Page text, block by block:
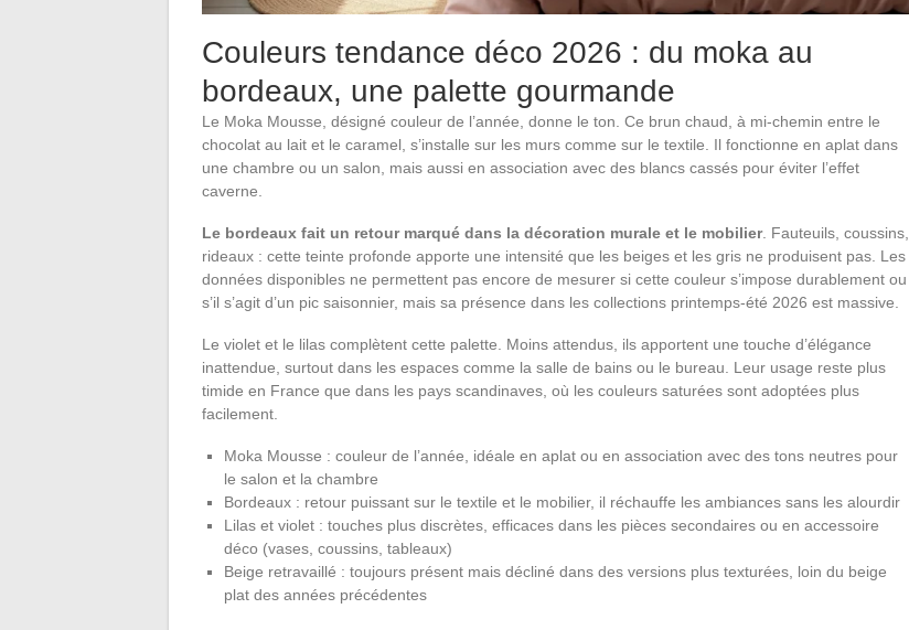
Couleurs tendance déco 2026 : du moka au
bordeaux, une palette gourmande
Le Moka Mousse, désigné couleur de l’année, donne le ton. Ce brun chaud, à mi-chemin entre le
chocolat au lait et le caramel, s’installe sur les murs comme sur le textile. Il fonctionne en aplat dans
une chambre ou un salon, mais aussi en association avec des blancs cassés pour éviter l’effet
caverne.
Le bordeaux fait un retour marqué dans la décoration murale et le mobilier. Fauteuils, coussins,
rideaux : cette teinte profonde apporte une intensité que les beiges et les gris ne produisent pas. Les
données disponibles ne permettent pas encore de mesurer si cette couleur s’impose durablement ou
s’il s’agit d’un pic saisonnier, mais sa présence dans les collections printemps-été 2026 est massive.
Le violet et le lilas complètent cette palette. Moins attendus, ils apportent une touche d’élégance
inattendue, surtout dans les espaces comme la salle de bains ou le bureau. Leur usage reste plus
timide en France que dans les pays scandinaves, où les couleurs saturées sont adoptées plus
facilement.
Moka Mousse : couleur de l’année, idéale en aplat ou en association avec des tons neutres pour
le salon et la chambre
Bordeaux : retour puissant sur le textile et le mobilier, il réchauffe les ambiances sans les alourdir
Lilas et violet : touches plus discrètes, efficaces dans les pièces secondaires ou en accessoire
déco (vases, coussins, tableaux)
Beige retravaillé : toujours présent mais décliné dans des versions plus texturées, loin du beige
plat des années précédentes